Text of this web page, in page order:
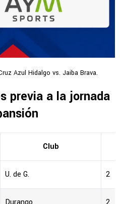
Azul Hidalgo vs. Jaiba Brava.
previa a la jornada
Club
U. de G. 2